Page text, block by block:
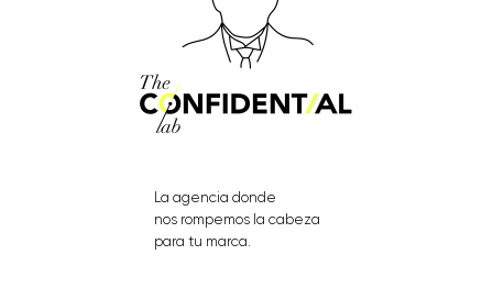
La agencia donde
nos rompemos la cabeza
para tu marca.